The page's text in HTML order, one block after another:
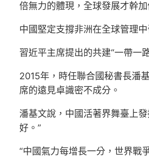
倍無力的體現，全球發展才幹
中國堅定支撐非洲在全球管理
習近平主席提出的共建“一帶一
2015年，時任聯合國秘書長潘
席的遠見卓識密不成分。
潘基文說，中國活著界舞臺上
好。”
“中國氣力每增長一分，世界戰